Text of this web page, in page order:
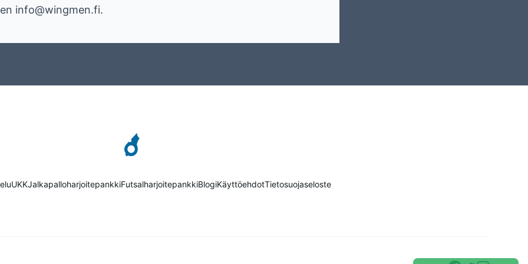
info@wingmen.fi.
UKKJalkapalloharjoitepankkiFutsalharjoitepankkiBlogiKäyttöehdotTietosuojaseloste